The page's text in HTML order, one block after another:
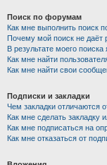
Поиск по форумам
Как мне выполнить поиск
Почему мой поиск не даёт
В результате моего
Как мне найти
Как мне найти свои
Подписки и закладки
Чем закладки отличаются
Как мне сделать закладку
Как мне подписаться на
Как мне отказаться от